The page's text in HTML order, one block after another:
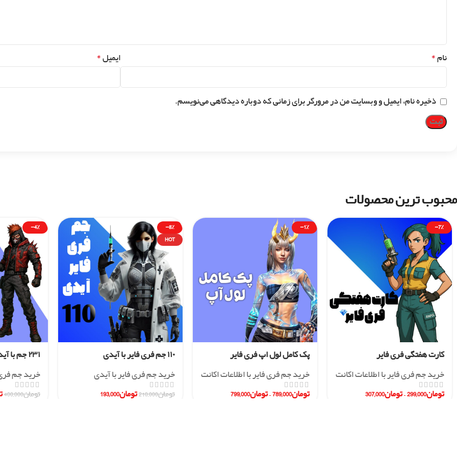
نام* ایمیل*
ذخیره نام، ایمیل و وبسایت من در مرورگر برای زمانی که دوباره دیدگاهی می‌نویسم.
محبوب ترین محصولات
-7%
کارت هفتگی فری فایر
خرید جم فری فایر با اطلاعات اکانت
تومان299,000
–تومان307,000
-1%
پک کامل لول اپ فری فایر
خرید جم فری فایر با اطلاعات اکانت
تومان789,000
–تومان799,000
-8%
HOT
۱۱۰ جم فری فایر با آیدی
خرید جم فری فایر با آیدی
تومان210,000تومان193,000
-4%
۲۳۱ جم با آیدی
خرید جم
تومان400,000